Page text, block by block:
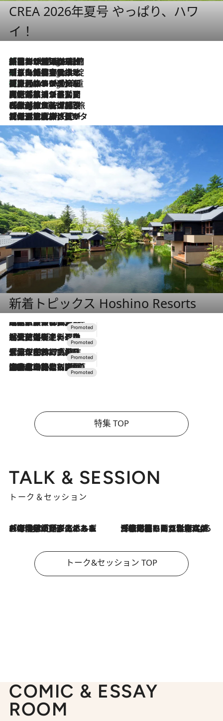
CREA 2026年夏号 やっぱり、ハワ
イ！
9 Hours Ago
「荷物が増えるほど旅ストレスは増す」美容ジャーナリストがたどり着いた最終結論。“化粧品を劇的に減らす”感動の凝縮美容とは
9 Hours Ago
「旅先には金髪ウィッグを持参」日本と同じメイクでは損してる!? 美容ジャーナリストが提案する“掟破りの旅美容”とは
9 Hours Ago
【厳選旅コスメ】「身軽さ＆UV対策重視！」ヘアアーティストshucoが選んだ夏旅ベストコスメを発表【Mサイズジップ】
2026.8.5
【厳選旅コスメ】国内をあちこち移動する河井菜摘が選んだ夏旅ベストコスメ発表！「リラックスアイテムはマスト」【Mサイズジップ】
2026.8.4
【厳選旅コスメ】「紫外線＆乾燥対策しながらメイク感も！」ヘア＆メイクGeorgeが選んだ夏旅ベストコスメを発表！【Mサイズジップ】
2026.8.3
【厳選旅コスメ】「保湿もタイパ重視！」“サウナ好き”タレント清水みさとが愛用する夏旅ベストコスメを発表！【Mサイズジップ】
新着トピックス Hoshino Resorts
2026.7.31
【ホテル帰省】という選択肢をOMOが提案。家族とほどよい距離を保つには「昼は実家、夜は気兼ねなくホテルで！」
2026.7.24
【夏限定ディナーコース】旬を迎える稚鮎や花ズッキーニなどをイタリア・トスカーナの郷土料理の手法で満喫！
2026.7.17
「土佐和ハーブかき氷」がOMO7高知に登場！生姜、山椒、大葉など目にも舌にも涼を呼ぶ郷土の味
2026.7.10
NEW OPEN！【界 草津】名湯の地に誕生。趣の異なる2種の温泉と上州ならではの会席・蕎麦割烹など美食を味わう究極の癒やし旅
特集 TOP
TALK & SESSION
トーク＆セッション
2026.8.3
「今後値上げがあるとすれば…」「リスクがあるのは今年の冬」エネルギー専門家が語る、ホルムズ海峡封鎖が家庭にもたらす“ある心配” 2026.8.3
「住宅建てられない…」「サーチャージ料の高値が続いている」ホルムズ海峡封鎖による影響はいつまで続く？《エネルギー専門家に聞く“どうなる日本の暮らし”》
トーク&セッション TOP
COMIC & ESSAY
ROOM